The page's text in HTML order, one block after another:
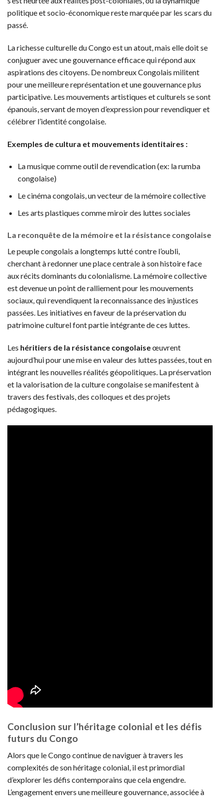
politique et socio-économique reste marquée par les scars du
passé.
La richesse culturelle du Congo est un atout, mais elle doit se
conjuguer avec une gouvernance efficace qui répond aux
aspirations des citoyens. De nombreux Congolais militent
pour une meilleure représentation et une gouvernance plus
participative. Les mouvements artistiques et culturels se sont
épanouis, servant de moyen d’expression pour revendiquer et
célébrer l’identité congolaise.
Exemples de cultura et mouvements identitaires :
La musique comme outil de revendication (ex: la rumba
congolaise)
Le cinéma congolais, un vecteur de la mémoire collective
Les arts plastiques comme miroir des luttes sociales
La reconquête de la mémoire et la résistance congolaise
Le peuple congolais a longtemps lutté contre l’oubli,
cherchant à redonner une place centrale à son histoire face
aux récits dominants du colonialisme. La mémoire collective
est devenue un point de ralliement pour les mouvements
sociaux, qui revendiquent la reconnaissance des injustices
passées. Les initiatives en faveur de la préservation du
patrimoine culturel font partie intégrante de ces luttes.
Les héritiers de la résistance congolaiseœuvrent
aujourd’hui pour une mise en valeur des luttes passées, tout en
intégrant les nouvelles réalités géopolitiques. La préservation
et la valorisation de la culture congolaise se manifestent à
travers des festivals, des colloques et des projets
pédagogiques.
Conclusion sur l’héritage colonial et les défis
futurs du Congo
Alors que le Congo continue de naviguer à travers les
complexités de son héritage colonial, il est primordial
d’explorer les défis contemporains que cela engendre.
L’engagement envers une meilleure gouvernance, associée à